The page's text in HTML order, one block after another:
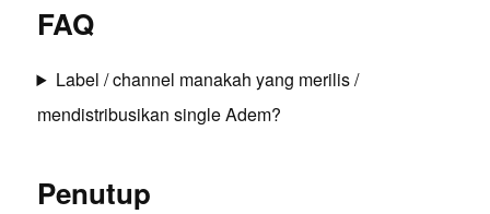
FAQ
Label / channel manakah yang merilis /
mendistribusikan single Adem?
Penutup